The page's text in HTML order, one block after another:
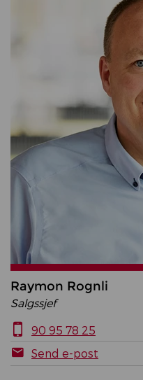
Raymon Rognli
Salgssjef
90 95 78 25
Send e-post